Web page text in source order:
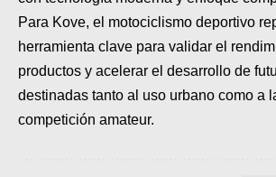
Para Kove, el motociclismo deportivo
herramienta clave para validar el
productos y acelerar el desarrollo de
destinadas tanto al uso urbano como a
competición amateur.